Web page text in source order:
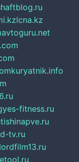
lcna.kz
avtoguru.net
kuryatnik.info
yes-fitness.ru
tishinapve.ru
tv.ru
lordfilm13.ru